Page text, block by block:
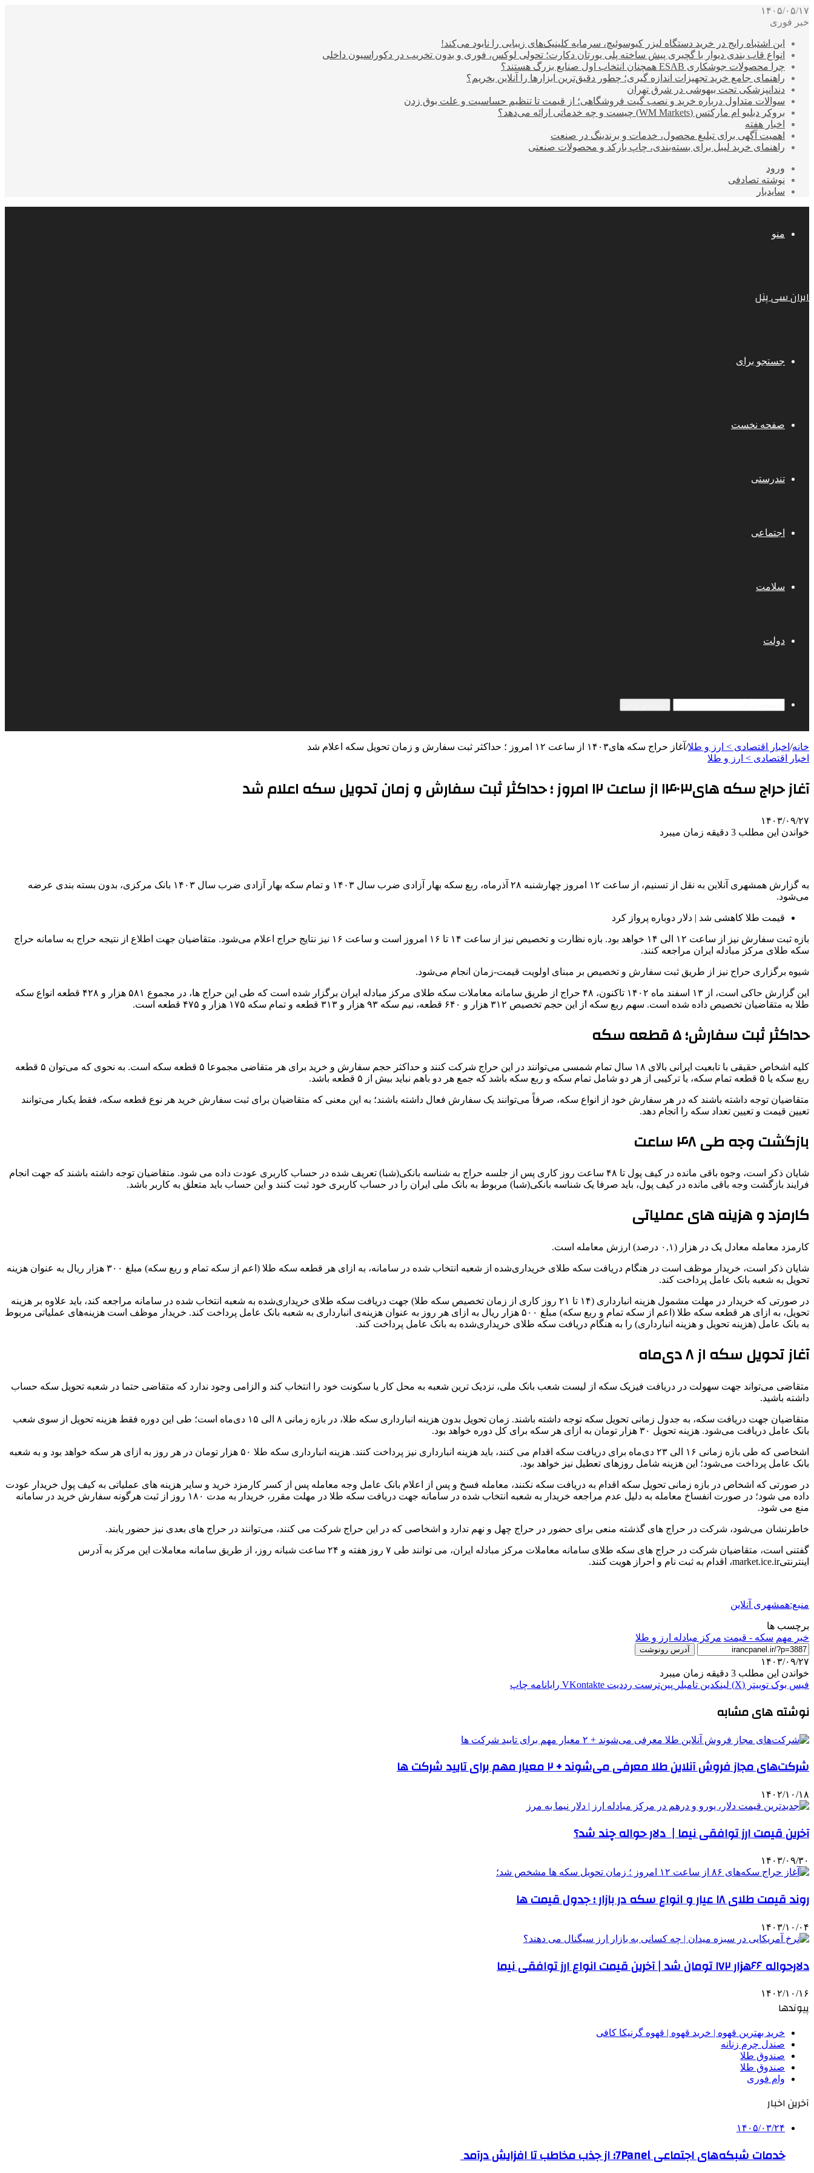
۱۴۰۵/۰۵/۱۷
خبر فوری
این اشتباه رایج در خرید دستگاه لیزر کیوسوئیچ، سرمایه کلینیک‌های زیبایی را نابود می‌کند!
انواع قاب بندی دیوار با گچبری پیش ساخته پلی یورتان دکارت؛ تحولی لوکس، فوری و بدون تخریب در دکوراسیون داخلی
چرا محصولات جوشکاری ESAB همچنان انتخاب اول صنایع بزرگ هستند؟
راهنمای جامع خرید تجهیزات اندازه گیری؛ چطور دقیق‌ترین ابزارها را آنلاین بخریم؟
دندانپزشکی تحت بیهوشی در شرق تهران
سوالات متداول درباره خرید و نصب گیت فروشگاهی؛ از قیمت تا تنظیم حساسیت و علت بوق زدن
بروکر دبلیو ام مارکتس (WM Markets) چیست و چه خدماتی ارائه می‌دهد؟
اخبار هفته
اهمیت آگهی برای تبلیغ محصول، خدمات و برندینگ در صنعت
راهنمای خرید لیبل برای بسته‌بندی، چاپ بارکد و محصولات صنعتی
ورود
نوشته تصادفی
سایدبار
منو
ایران سی پنل
جستجو برای
صفحه نخست
تندرستی
اجتماعی
سلامت
دولت
خانه/ اخبار اقتصادی > ارز و طلا/ آغاز حراج سکه های۱۴۰۳ از ساعت ۱۲ امروز ؛ حداکثر ثبت سفارش و زمان تحویل سکه اعلام شد
اخبار اقتصادی > ارز و طلا
آغاز حراج سکه های۱۴۰۳ از ساعت ۱۲ امروز ؛ حداکثر ثبت سفارش و زمان تحویل سکه اعلام شد
۱۴۰۳/۰۹/۲۷
خواندن این مطلب 3 دقیقه زمان میبرد
به گزارش همشهری آنلاین به نقل از تسنیم، از ساعت ۱۲ امروز چهارشنبه ۲۸ آذرماه، ربع سکه بهار آزادی ضرب سال ۱۴۰۳ و تمام سکه بهار آزادی ضرب سال ۱۴۰۳ بانک مرکزی، بدون بسته بندی عرضه
می‌شود.
قیمت طلا کاهشی شد | دلار دوباره پرواز کرد
بازه ثبت سفارش نیز از ساعت ۱۲ الی ۱۴ خواهد بود. بازه نظارت و تخصیص نیز از ساعت ۱۴ تا ۱۶ امروز است و ساعت ۱۶ نیز نتایج حراج اعلام می‌شود. متقاضیان جهت اطلاع از نتیجه حراج به سامانه حراج
سکه طلای مرکز مبادله ایران مراجعه کنند.
شیوه برگزاری حراج نیز از طریق ثبت سفارش و تخصیص بر مبنای اولویت قیمت-زمان انجام می‌شود.
این گزارش حاکی است، از ۱۳ اسفند ماه ۱۴۰۲ تاکنون، ۴۸ حراج از طریق سامانه معاملات سکه طلای مرکز مبادله ایران برگزار شده است که طی این حراج ها، در مجموع ۵۸۱ هزار و ۴۲۸ قطعه انواع سکه
طلا به متقاضیان تخصیص داده شده است. سهم ربع سکه از این حجم تخصیص ۳۱۲ هزار و ۶۴۰ قطعه، نیم سکه ۹۳ هزار و ۳۱۳ قطعه و تمام سکه ۱۷۵ هزار و ۴۷۵ قطعه است.
حداکثر ثبت سفارش؛ ۵ قطعه سکه
کلیه اشخاص حقیقی با تابعیت ایرانی بالای ۱۸ سال تمام شمسی می‌توانند در این حراج شرکت کنند و حداکثر حجم سفارش و خرید برای هر متقاضی مجموعا ۵ قطعه سکه است. به نحوی که می‌توان ۵ قطعه
ربع سکه یا ۵ قطعه تمام سکه، یا ترکیبی از هر دو شامل تمام سکه و ربع سکه باشد که جمع هر دو باهم نباید بیش از ۵ قطعه باشد.
متقاضیان توجه داشته باشند که در هر سفارش خود از انواع سکه، صرفاً می‌توانند یک سفارش فعال داشته باشند؛ به این معنی که متقاضیان برای ثبت سفارش خرید هر نوع قطعه سکه، فقط یکبار می‌توانند
تعیین قیمت و تعیین تعداد سکه را انجام دهد.
بازگشت وجه طی ۴۸ ساعت
شایان ذکر است، وجوه باقی مانده در کیف پول تا ۴۸ ساعت روز کاری پس از جلسه حراج به شناسه بانکی(شبا) تعریف شده در حساب کاربری عودت داده می شود. متقاضیان توجه داشته باشند که جهت انجام
فرایند بازگشت وجه باقی مانده در کیف پول، باید صرفا یک شناسه بانکی(شبا) مربوط به بانک ملی ایران را در حساب کاربری خود ثبت کنند و این حساب باید متعلق به کاربر باشد.
کارمزد و هزینه های عملیاتی
کارمزد معامله معادل یک در هزار (۰,۱ درصد) ارزش معامله است.
شایان ذکر است، خریدار موظف است در هنگام دریافت سکه طلای خریداری‌شده از شعبه انتخاب‏ شده در سامانه، به ازای هر قطعه سکه طلا (اعم از سکه تمام و ربع سکه) مبلغ ۳۰۰ هزار ریال به عنوان هزینه
تحویل به شعبه بانک عامل پرداخت کند.
در صورتی که خریدار در مهلت مشمول هزینه انبارداری (۱۴ تا ۲۱ روز کاری از زمان تخصیص سکه طلا) جهت دریافت سکه طلای خریداری‌شده به شعبه انتخاب‏ شده در سامانه مراجعه کند، باید علاوه بر هزینه
تحویل، به ازای هر قطعه سکه طلا (اعم از سکه تمام و ربع سکه) مبلغ ۵۰۰ هزار ریال به ازای هر روز به عنوان هزینه‌ی انبارداری به شعبه بانک عامل پرداخت کند. خریدار موظف است هزینه‌های عملیاتی مربوط
به بانک عامل (هزینه تحویل و هزینه انبارداری) را به هنگام دریافت سکه طلای خریداری‌شده به بانک عامل پرداخت کند.
آغاز تحویل سکه از ۸ دی‌ماه
متقاضی می‌تواند جهت سهولت در دریافت فیزیک سکه از لیست شعب بانک ملی، نزدیک ترین شعبه به محل کار یا سکونت خود را انتخاب کند و الزامی وجود ندارد که متقاضی حتما در شعبه تحویل سکه حساب
داشته باشید.
متقاضیان جهت دریافت سکه، به جدول زمانی تحویل سکه توجه داشته باشند. زمان تحویل بدون هزینه انبارداری سکه طلا، در بازه زمانی ۸ الی ۱۵ دی‌ماه است؛ طی این دوره فقط هزینه تحویل از سوی شعب
بانک عامل دریافت می‌شود. هزینه تحویل ۳۰ هزار تومان به ازای هر سکه برای کل دوره خواهد بود.
اشخاصی که طی بازه زمانی ۱۶ الی ۲۳ دی‌ماه برای دریافت سکه اقدام می کنند، باید هزینه انبارداری نیز پرداخت کنند. هزینه انبارداری سکه طلا ۵۰ هزار تومان در هر روز به ازای هر سکه خواهد بود و به شعبه
بانک عامل پرداخت می‌شود؛ این هزینه شامل روزهای تعطیل نیز خواهد بود.
در صورتی که اشخاص در بازه زمانی تحویل سکه اقدام به دریافت سکه نکنند، معامله فسخ و پس از اعلام بانک عامل وجه معامله پس از کسر کارمزد خرید و سایر هزینه های عملیاتی به کیف پول خریدار عودت
داده می شود؛ در صورت انفساخ معامله به دلیل عدم مراجعه خریدار به شعبه انتخاب شده در سامانه جهت دریافت سکه طلا در مهلت مقرر، خریدار به مدت ۱۸۰ روز از ثبت هرگونه سفارش خرید در سامانه
منع می شود.
خاطرنشان می‌شود، شرکت در حراج های گذشته منعی برای حضور در حراج چهل و نهم ندارد و اشخاصی که در این حراج شرکت می کنند، می‌توانند در حراج های بعدی نیز حضور یابند.
گفتنی است، متقاضیان شرکت در حراج های سکه طلای سامانه معاملات مرکز مبادله ایران، می توانند طی ۷ روز هفته و ۲۴ ساعت شبانه روز، از طریق سامانه معاملات این مرکز به آدرس
اینترنتیmarket.ice.ir، اقدام به ثبت نام و احراز هویت کنند.
منبع:همشهری آنلاین
برچسب ها
خبر مهم سکه - قیمت مرکز مبادله ارز و طلا
آدرس رونوشت
۱۴۰۳/۰۹/۲۷
خواندن این مطلب 3 دقیقه زمان میبرد
فیس بوک توییتر (X) لینکدین ‫تامبلر ‫پین‌ترست ‫رددیت ‫VKontakte رایانامه چاپ
نوشته های مشابه
شرکت‌های مجاز فروش آنلاین طلا معرفی می‌شوند + ۲ معیار مهم برای تایید شرکت ها
۱۴۰۲/۱۰/۱۸
آخرین قیمت ارز توافقی نیما | دلار حواله چند شد؟
۱۴۰۳/۰۹/۳۰
روند قیمت طلای ۱۸ عیار و انواع سکه در بازار ؛ جدول قیمت ها
۱۴۰۳/۱۰/۰۴
دلارحواله ۶۶هزار ۱۷۲ تومان شد | آخرین قیمت انواع ارز توافقی نیما
۱۴۰۲/۱۰/۱۶
پیوندها
خرید بهترین قهوه | خرید قهوه | قهوه گرنیکا کافی
صندل چرم زنانه
صندوق طلا
صندوق طلا
وام فوری
آخرین اخبار
۱۴۰۵/۰۳/۲۴
خدمات شبکه‌های اجتماعی 7Panel؛ از جذب مخاطب تا افزایش درآمد